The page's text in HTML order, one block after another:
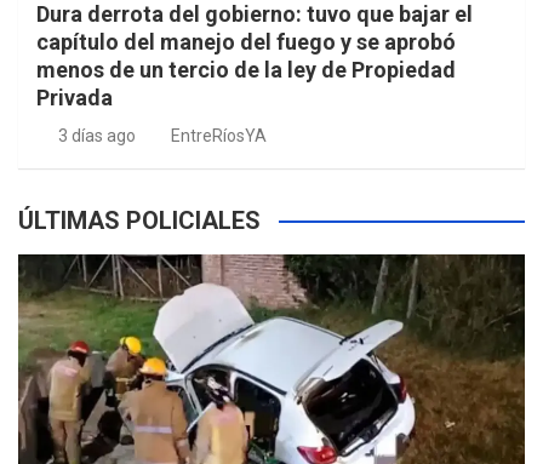
Dura derrota del gobierno: tuvo que bajar el
capítulo del manejo del fuego y se aprobó
menos de un tercio de la ley de Propiedad
Privada
3 días ago EntreRíosYA
ÚLTIMAS POLICIALES